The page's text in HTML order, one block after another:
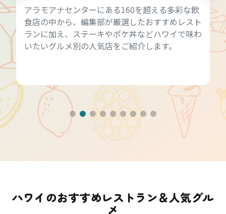
アラモアナセンターにある160を超える多彩な飲
食店の中から、編集部が厳選したおすすめレスト
ランに加え、ステーキやポケ丼などハワイで味わ
いたいグルメ別の人気店をご紹介します。
ハワイのおすすめレストラン＆人気グル
メ